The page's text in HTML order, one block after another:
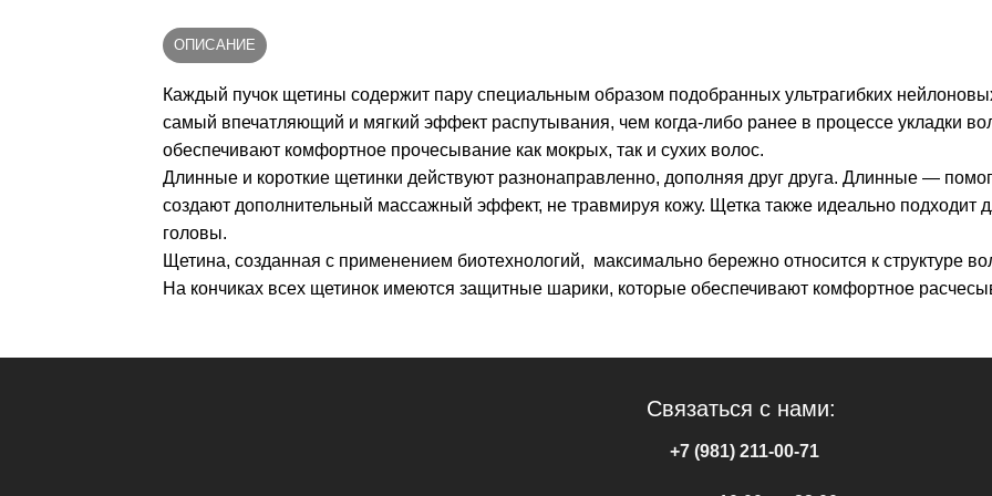
ОПИСАНИЕ
Каждый пучок щетины содержит пару специальным образом подобранных ультрагибких
самый впечатляющий и мягкий эффект распутывания, чем когда-либо ранее в процессе укладки
обеспечивают комфортное прочесывание как мокрых, так и сухих волос.
Длинные и короткие щетинки действуют разнонаправленно, дополняя друг друга. Длинные —
создают дополнительный массажный эффект, не травмируя кожу. Щетка также идеально подходит
головы.
Щетина, созданная с применением биотехнологий, максимально бережно относится к структуре
На кончиках всех щетинок имеются защитные шарики, которые обеспечивают комфортное
Связаться с нами:
+7 (981) 211-00-71